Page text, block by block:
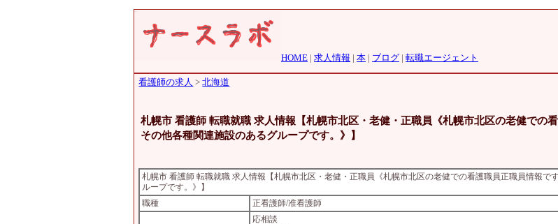
HOME | 求人情報 | 本 | ブログ | 転職エージェント
看護師の求人 >北海道
札幌市 看護師 転職就職 求人情報【札幌市北区・老健・正職員《札幌市北区の老健での
その他各種関連施設のあるグループです。》】
札幌市 看護師 転職就職 求人情報【札幌市北区・老健・正職員《札幌市北区の老健での看護職員正職員情報で
ループです。》】
職種
正看護師/准看護師
応相談